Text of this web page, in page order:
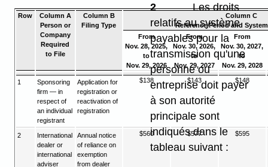
Row
Column A
Person or
Company
Required
to File
Column B
Filing Type
Column C
Reference Period and
From
Nov. 28, 2025,
to
Nov. 29, 2026
From
Nov. 30, 2026,
to
Nov. 29, 2027
From
Nov. 30, 2027,
to
Nov. 29, 2028
1
Sponsoring
firm — in
respect of
an individual
registrant
Application for
registration or
reactivation of
registration
$138 $143 $148
2
International
dealer or
international
adviser
Annual notice
of reliance on
exemption
from dealer
$560 $577 $595
2
Les droits
relatifs au système
payables pour la
transmission qu'une
personne ou
entreprise doit payer
à son autorité
principale sont
indiqués dans le
tableau suivant :